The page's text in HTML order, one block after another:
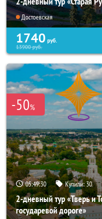
Достоевская
1740 руб.
13900руб.
-50%
05:49:29 Купили:30
2-дневный тур «Тверь и
государевой дороге»